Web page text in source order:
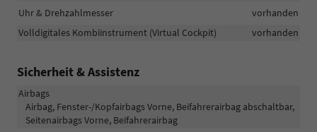
Uhr & Drehzahlmesser
vorhanden
Volldigitales Kombiinstrument (Virtual Cockpit)
vorhanden
Sicherheit & Assistenz
Airbags
Airbag, Fenster-/Kopfairbags Vorne, Beifahrerairbag abschaltbar,
Seitenairbags Vorne, Beifahrerairbag